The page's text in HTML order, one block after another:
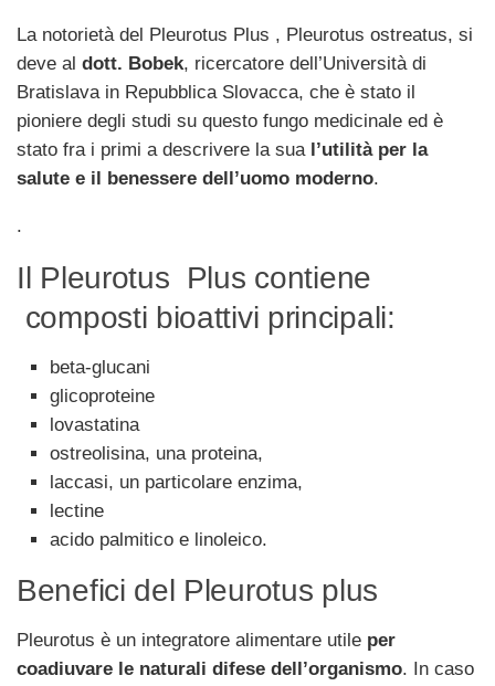
La notorietà del Pleurotus Plus , Pleurotus ostreatus, si
deve al dott. Bobek, ricercatore dell’Università di
Bratislava in Repubblica Slovacca, che è stato il
pioniere degli studi su questo fungo medicinale ed è
stato fra i primi a descrivere la sua l’utilità per la
salute e il benessere dell’uomo moderno.
.
Il Pleurotus Plus contiene
composti bioattivi principali:
beta-glucani
glicoproteine
lovastatina
ostreolisina, una proteina,
laccasi, un particolare enzima,
lectine
acido palmitico e linoleico.
Benefici del Pleurotus plus
Pleurotus è un integratore alimentare utile per
coadiuvare le naturali difese dell’organismo. In caso